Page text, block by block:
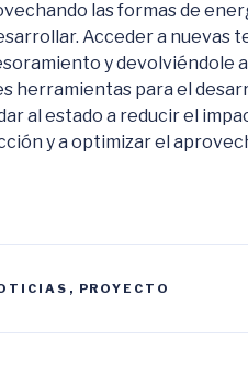
las formas de
Acceder a nuevas
y devolviéndole
herramientas para el
al estado a reducir el
y a optimizar el
, PROYECTO